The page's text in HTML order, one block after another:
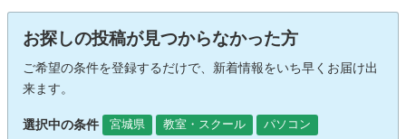
お探しの投稿が見つからなかった方
ご希望の条件を登録するだけで、新着情報をいち早くお届け出
来ます。
選択中の条件 宮城県 教室・スクール
パソコン